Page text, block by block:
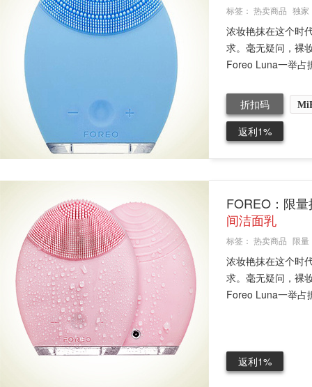
标签： 热卖商品 独家
浓妆艳抹在这个时
求。毫无疑问，裸
Foreo Luna一举占
折扣码
返利1%
FOREO：限
间洁面乳
标签： 热卖商品 限量
浓妆艳抹在这个时
求。毫无疑问，裸
Foreo Luna一举占
返利1%